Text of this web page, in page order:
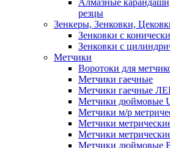
Алмазные
резцы
Зенкеры, Зенковки,
Зенковки с
Зенковки с
Метчики
Воротоки для
Метчики гаечные
Метчики гаечные
Метчики дюймовые
Метчики м/р
Метчики
Метчики
Метчики дюймовые